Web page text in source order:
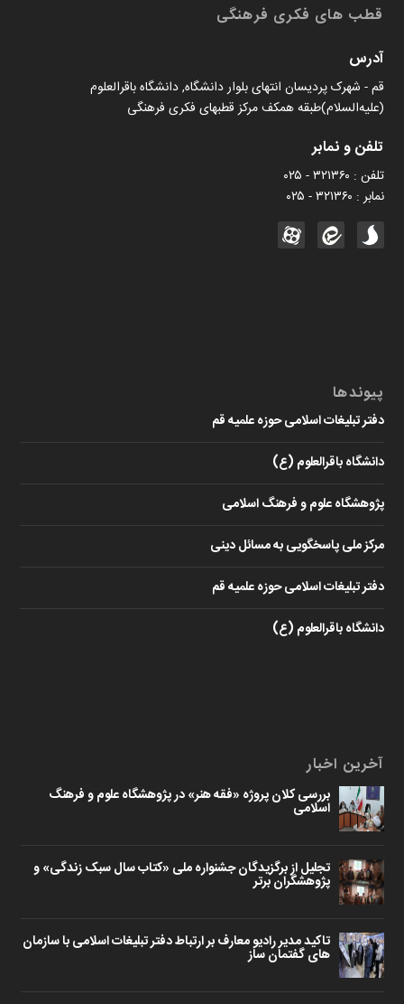
قطب های فکری فرهنگی
آدرس
قم - شهرک پردیسان انتهای بلوار دانشگاه, دانشگاه باقرالعلوم
(علیه‌السلام)طبقه همکف مرکز قطبهای فکری فرهنگی
تلفن و نمابر
تلفن : ۳۲۱۳۶۰ - ۰۲۵
نمابر : ۳۲۱۳۶۰ - ۰۲۵
پیوندها
دفتر تبلیغات اسلامی حوزه علمیه قم
دانشگاه باقرالعلوم (ع)
پژوهشگاه علوم و فرهنگ اسلامی
مرکز ملی پاسخگویی به مسائل دینی
دفتر تبلیغات اسلامی حوزه علمیه قم
دانشگاه باقرالعلوم (ع)
آخرین اخبار
بررسی کلان پروژه «فقه هنر» در پژوهشگاه علوم و فرهنگ
اسلامی
تجلیل از برگزیدگان جشنواره ملی «کتاب سال سبک زندگی» و
پژوهشگران برتر
تاکید مدیر رادیو معارف بر ارتباط دفتر تبلیغات اسلامی با سازمان
های گفتمان ساز